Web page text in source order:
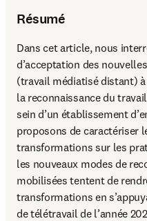
Résumé
Dans cet article, nous
d’acceptation des
(travail médiatisé distant)
la reconnaissance du
sein d’un établissement
proposons de caractériser
transformations sur les
les nouveaux modes de
mobilisées tentent de
transformations en
de télétravail de l’année